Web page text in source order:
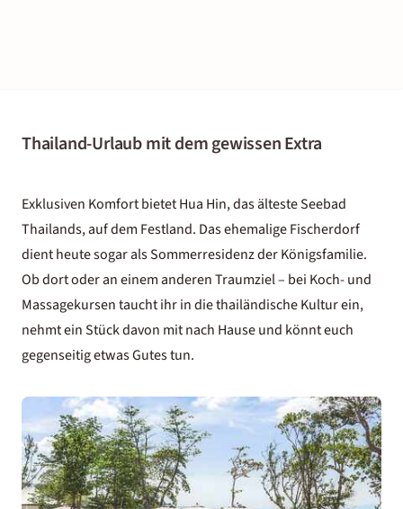
Thailand-Urlaub mit dem gewissen Extra
Exklusiven Komfort bietet Hua Hin, das älteste Seebad
Thailands, auf dem Festland. Das ehemalige Fischerdorf
dient heute sogar als Sommerresidenz der Königsfamilie.
Ob dort oder an einem anderen Traumziel – bei Koch- und
Massagekursen taucht ihr in die thailändische Kultur ein,
nehmt ein Stück davon mit nach Hause und könnt euch
gegenseitig etwas Gutes tun.